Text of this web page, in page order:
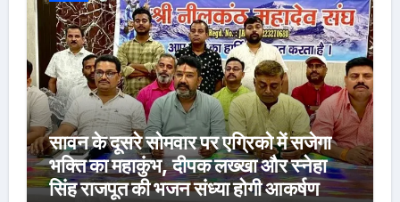
सावन के दूसरे सोमवार पर एग्रिको में सजेगा
भक्ति का महाकुंभ, दीपक लख्खा और स्नेहा
सिंह राजपूत की भजन संध्या होगी आकर्षण